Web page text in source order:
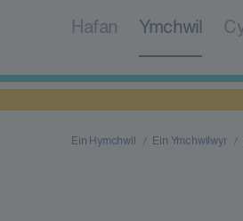
Hafan Ymchwil
Ein Hymchwil Ein Ymchwilwyr